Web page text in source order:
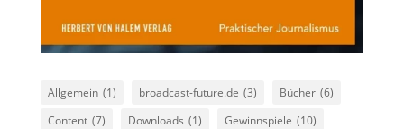
Allgemein (1) broadcast-future.de (3) Bücher (6)
Content (7) Downloads (1) Gewinnspiele (10)